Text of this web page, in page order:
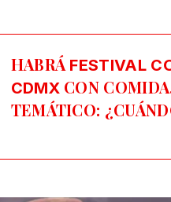
HABRÁ FESTIVAL
CDMXCON
TEMÁTICO: